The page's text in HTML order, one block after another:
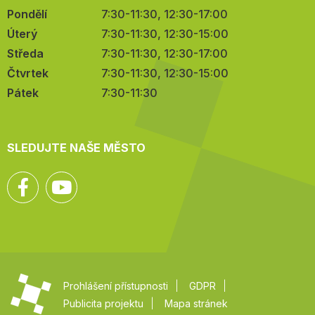
Pondělí
7:30-11:30, 12:30-17:00
Úterý
7:30-11:30, 12:30-15:00
Středa
7:30-11:30, 12:30-17:00
Čtvrtek
7:30-11:30, 12:30-15:00
Pátek
7:30-11:30
SLEDUJTE NAŠE MĚSTO
Facebook
Prohlášení přístupnosti
GDPR
Publicita projektu
Mapa stránek